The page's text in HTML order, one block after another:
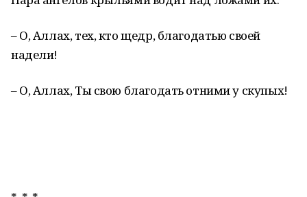
– О, Аллах, тех, кто щедр, благодатью своей
надели!
– О, Аллах, Ты свою благодать отними у скупых!